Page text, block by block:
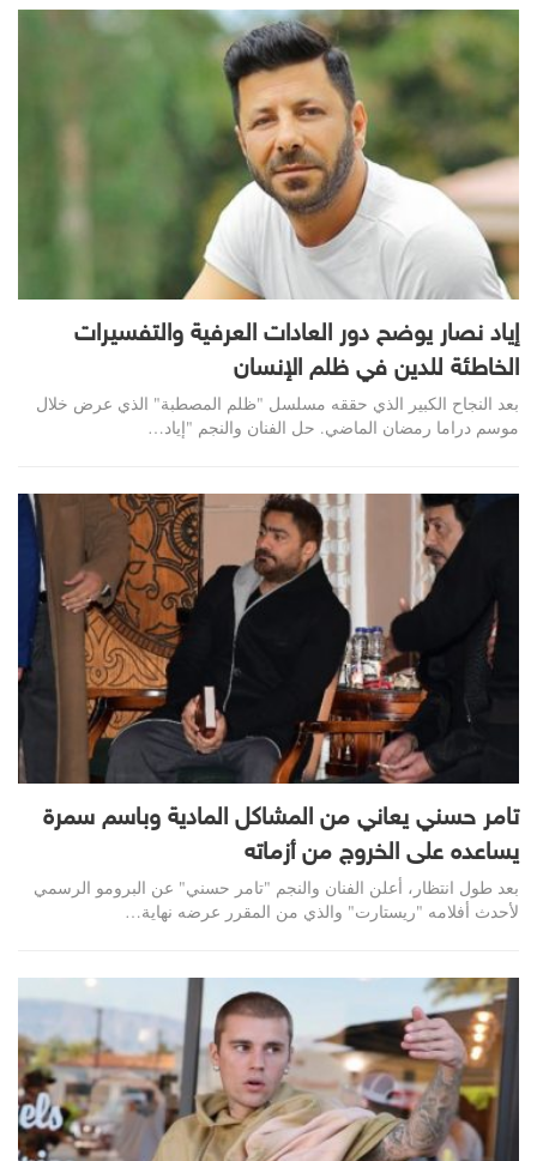
إياد نصار يوضح دور العادات العرفية والتفسيرات
الخاطئة للدين في ظلم الإنسان
بعد النجاح الكبير الذي حققه مسلسل "ظلم المصطبة" الذي عرض خلال
موسم دراما رمضان الماضي. حل الفنان والنجم "إياد…
تامر حسني يعاني من المشاكل المادية وباسم سمرة
يساعده على الخروج من أزماته
بعد طول انتظار، أعلن الفنان والنجم "تامر حسني" عن البرومو الرسمي
لأحدث أفلامه "ريستارت" والذي من المقرر عرضه نهاية…